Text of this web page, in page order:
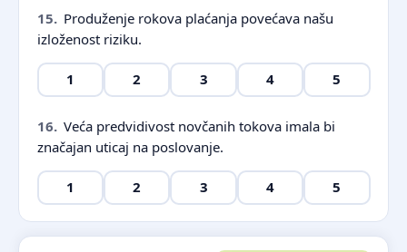
15. Produženje rokova plaćanja povećava našu
izloženost riziku.
1 2 3 4 5
16. Veća predvidivost novčanih tokova imala bi
značajan uticaj na poslovanje.
1 2 3 4 5